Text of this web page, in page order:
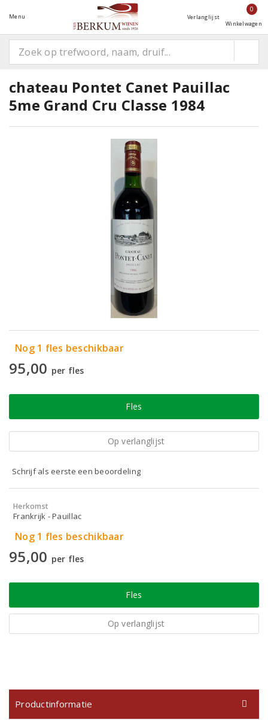
Menu Verlanglijst
0
Winkelwagen
chateau Pontet Canet Pauillac
5me Grand Cru Classe 1984
Nog 1 fles beschikbaar
95,00 per fles
Fles
Op verlanglijst
Schrijf als eerste een beoordeling
Herkomst
Frankrijk - Pauillac
Nog 1 fles beschikbaar
95,00 per fles
Fles
Op verlanglijst
Productinformatie